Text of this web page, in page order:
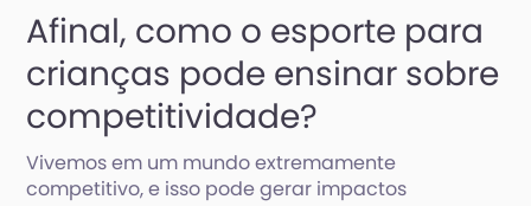
Afinal, como o esporte para
crianças pode ensinar sobre
competitividade?
Vivemos em um mundo extremamente
competitivo, e isso pode gerar impactos